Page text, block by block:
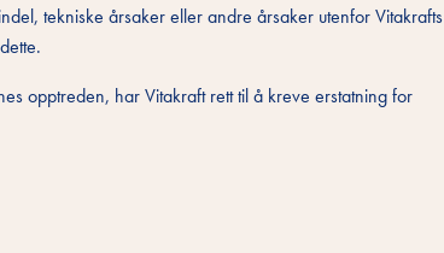
tekniske årsaker eller andre årsaker utenfor Vitakrafts
opptreden, har Vitakraft rett til å kreve erstatning for